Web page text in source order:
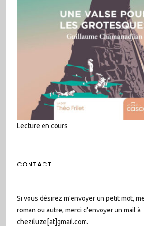
Lecture en cours
CONTACT
Si vous désirez m'envoyer un petit mot,
roman ou autre, merci d'envoyer un mail à
cheziluze[at]gmail.com.